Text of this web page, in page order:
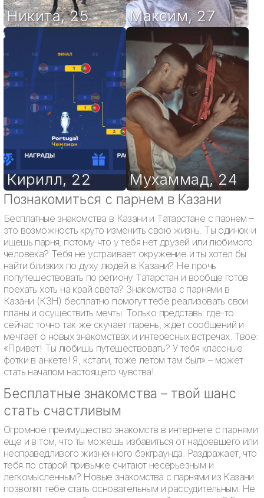
Никита,25 Максим,27
Кирилл,22 Мухаммад,24
Познакомиться с парнем в Казани
Бесплатные знакомства в Казани и Татарстане с парнем –
это возможность круто изменить свою жизнь. Ты одинок и
ищешь парня, потому что у тебя нет друзей или любимого
человека? Тебя не устраивает окружение и ты хотел бы
найти близких по духу людей в Казани? Не прочь
попутешествовать по региону Татарстан и вообще готов
поехать хоть на край света? Знакомства с парнями в
Казани (КЗН) бесплатно помогут тебе реализовать свои
планы и осуществить мечты. Только представь: где-то
сейчас точно так же скучает парень, ждет сообщений и
мечтает о новых знакомствах и интересных встречах. Твое:
«Привет! Ты любишь путешествовать? У тебя классные
фотки в анкете! Я, кстати, тоже летом там был» – может
стать началом настоящего чувства!
Бесплатные знакомства – твой шанс
стать счастливым
Огромное преимущество знакомств в интернете с парнями
еще и в том, что ты можешь избавиться от надоевшего или
несправедливого жизненного бэкграунда. Раздражает, что
тебя по старой привычке считают несерьезным и
легкомысленным? Новые знакомства с парнями из Казани
позволят тебе стать основательным и рассудительным. Не